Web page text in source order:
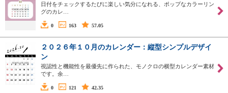
日付をチェックするたびに楽しい気分になれる、ポップなカラーリン
グのカレ…
0 163 57.05
２０２６年１０月のカレンダー：縦型シンプルデザイ
ン
視認性と機能性を最優先に作られた、モノクロの横型カレンダー素材
です。余…
0 121 42.35